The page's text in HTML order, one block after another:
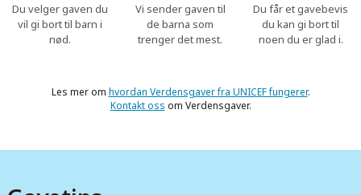
Du velger gaven du
vil gi bort til barn i
nød.
Vi sender gaven til
de barna som
trenger det mest.
Du får et gavebevis
du kan gi bort til
noen du er glad i.
Les mer om hvordan Verdensgaver fra UNICEF fungerer.
Kontakt oss om Verdensgaver.